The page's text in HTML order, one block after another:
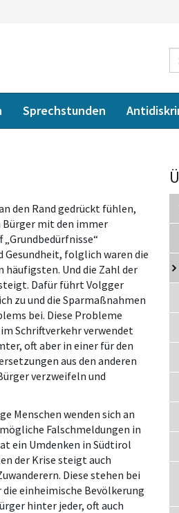
Sprechstunden
den Rand gedrückt fühlen,
Bürger mit den immer
Gesundheit, folglich waren die
Und die Zahl der
Dafür führt Volgger
zu und die Sparmaßnahmen
bei. Diese Probleme
Schriftverkehr verwendet
oft aber in einer für den
aus den anderen
verzweifeln und
Menschen wenden sich an
Falschmeldungen in
ein Umdenken in Südtirol
der Krise steigt auch
Diese stehen bei
einheimische Bevölkerung
hinter jeder, oft auch